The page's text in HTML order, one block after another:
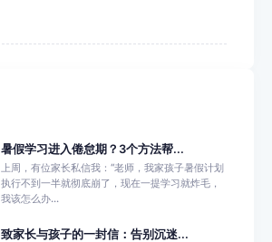
暑假学习进入倦怠期？3个方法帮...
上周，有位家长私信我：“老师，我家孩子暑假计划
执行不到一半就彻底崩了，现在一提学习就炸毛，
我该怎么办...
致家长与孩子的一封信：告别沉迷...